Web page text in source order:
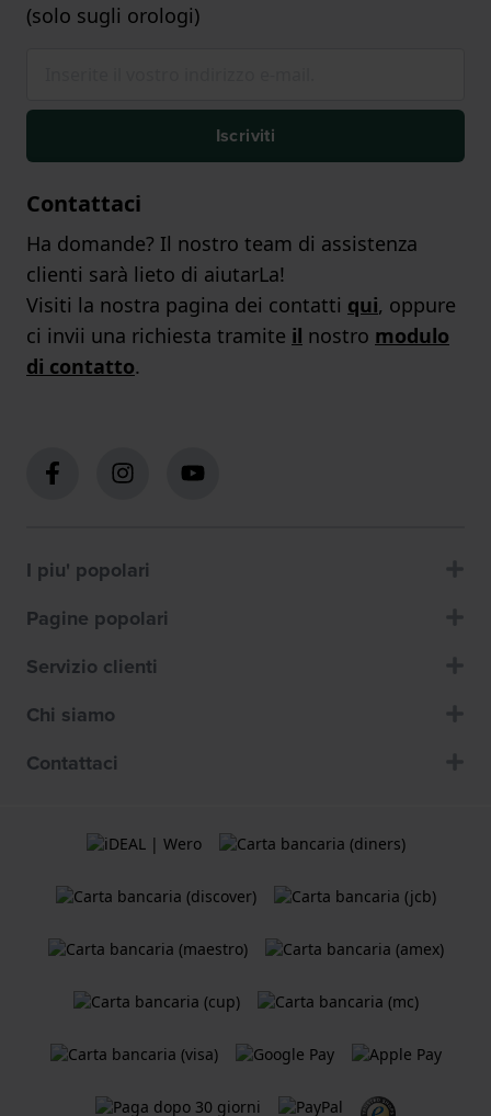
(solo sugli orologi)
Iscriviti
Contattaci
Ha domande? Il nostro team di assistenza
clienti sarà lieto di aiutarLa!
Visiti la nostra pagina dei contatti qui, oppure
ci invii una richiesta tramite il nostro modulo
di contatto.
I piu' popolari
Pagine popolari
Servizio clienti
Chi siamo
Contattaci